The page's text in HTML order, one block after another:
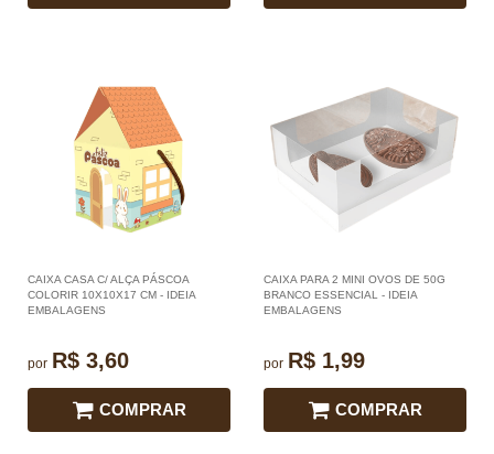
CAIXA CASA C/ ALÇA PÁSCOA
COLORIR 10X10X17 CM - IDEIA
EMBALAGENS
por R$ 3,60
COMPRAR
CAIXA PARA 2 MINI OVOS DE 50G
BRANCO ESSENCIAL - IDEIA
EMBALAGENS
por R$ 1,99
COMPRAR